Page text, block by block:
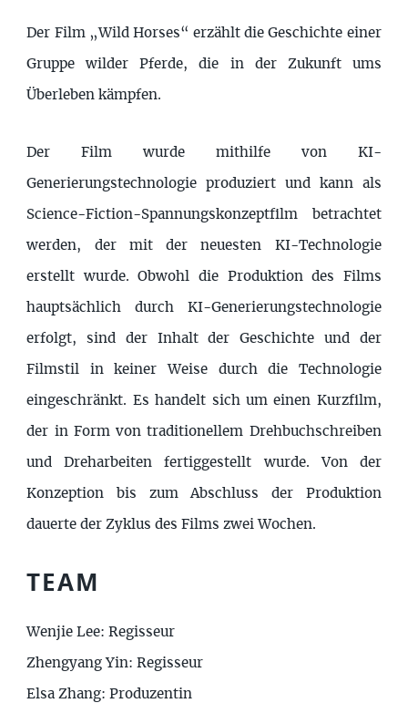
Der Film „Wild Horses“ erzählt die Geschichte einer
Gruppe wilder Pferde, die in der Zukunft ums
Überleben kämpfen.
Der Film wurde mithilfe von KI-
Generierungstechnologie produziert und kann als
Science-Fiction-Spannungskonzeptfilm betrachtet
werden, der mit der neuesten KI-Technologie
erstellt wurde. Obwohl die Produktion des Films
hauptsächlich durch KI-Generierungstechnologie
erfolgt, sind der Inhalt der Geschichte und der
Filmstil in keiner Weise durch die Technologie
eingeschränkt. Es handelt sich um einen Kurzfilm,
der in Form von traditionellem Drehbuchschreiben
und Dreharbeiten fertiggestellt wurde. Von der
Konzeption bis zum Abschluss der Produktion
dauerte der Zyklus des Films zwei Wochen.
TEAM
Wenjie Lee: Regisseur
Zhengyang Yin: Regisseur
Elsa Zhang: Produzentin